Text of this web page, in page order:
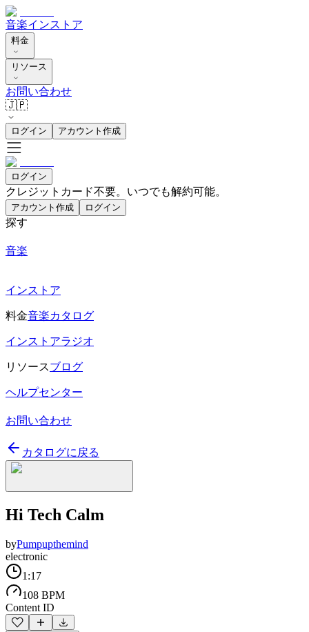
音楽インストア
料金
リソース
お問い合わせ
🇯🇵
ログイン アカウント作成
ログイン
クレジットカード不要。いつでも解約可能。
アカウント作成 ログイン
探す
音楽
インストア
料金音楽カタログ
インストアラジオ
リソースブログ
ヘルプセンター
お問い合わせ
カタログに戻る
Hi Tech Calm
byPumpupthemind
electronic
1:17
108 BPM
Content ID